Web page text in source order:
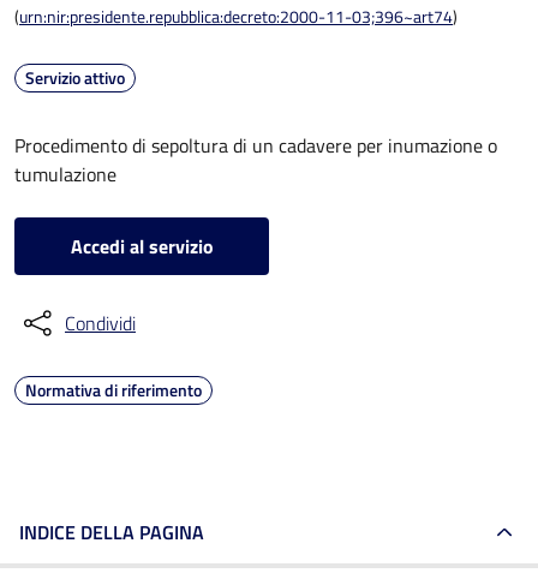
(urn:nir:presidente.repubblica:decreto:2000-11-03;396~art74)
Servizio attivo
Procedimento di sepoltura di un cadavere per inumazione o
tumulazione
Accedi al servizio
Condividi
Normativa di riferimento
INDICE DELLA PAGINA